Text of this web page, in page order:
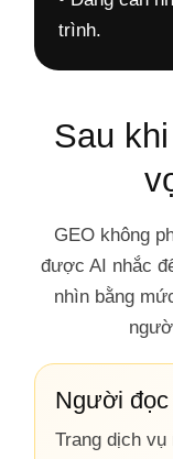
trình.
Sau
GEO không
được AI nhắc
nhìn bằng
Người đọc
Trang dịch vụ